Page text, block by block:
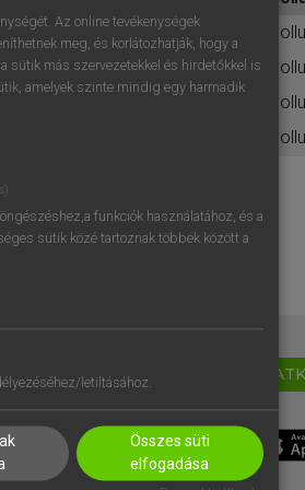
elindításához
ésbelépek.
REGISZTRÁCIÓ
Az online tevékenységek
meg, és korlátozhatják, hogy a
sütik más szervezetekkel és hirdetőkkel is
amelyek szinte mindig egy harmadik
funkciók használatához, és a
sütik közé tartoznak többek között a
letiltásához.
Összes süti
elfogadása